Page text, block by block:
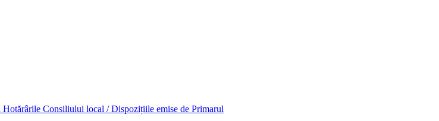
Consiliului local / Dispozițiile emise de Primarul